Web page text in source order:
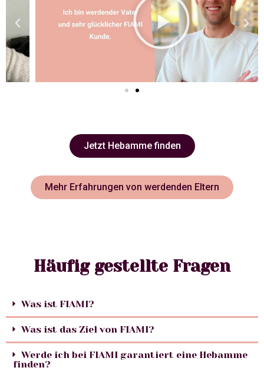
Jetzt Hebamme finden
Mehr Erfahrungen von werdenden Eltern
Häufig gestellte Fragen
Was ist FIAMI?
Was ist das Ziel von FIAMI?
Werde ich bei FIAMI garantiert eine Hebamme
finden?